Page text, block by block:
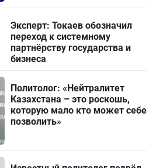
Эксперт: Токаев обозначил
переход к системному
партнёрству государства и
бизнеса
Политолог: «Нейтралитет
Казахстана – это роскошь,
которую мало кто может себе
позволить»